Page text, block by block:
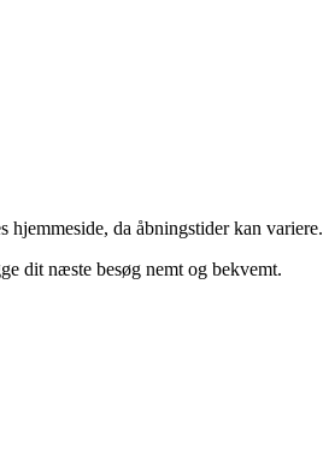
da åbningstider kan variere.
dit næste besøg nemt og bekvemt.